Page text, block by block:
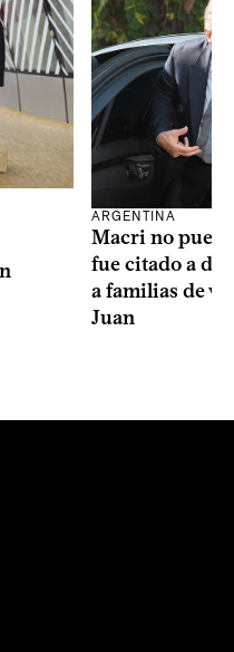
ARGENTINA
Macri no
fue citado a
a familias de
Juan